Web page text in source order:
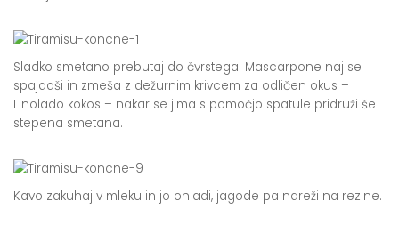
Sladko smetano prebutaj do čvrstega. Mascarpone naj se
spajdaši in zmeša z dežurnim krivcem za odličen okus –
Linolado kokos – nakar se jima s pomočjo spatule pridruži še
stepena smetana.
Kavo zakuhaj v mleku in jo ohladi, jagode pa nareži na rezine.